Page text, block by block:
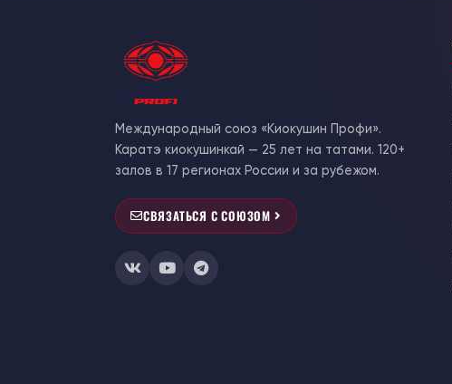
Международный союз «Киокушин Профи».
Каратэ киокушинкай — 25 лет на татами. 120+
залов в 17 регионах России и за рубежом.
СВЯЗАТЬСЯ С СОЮЗОМ